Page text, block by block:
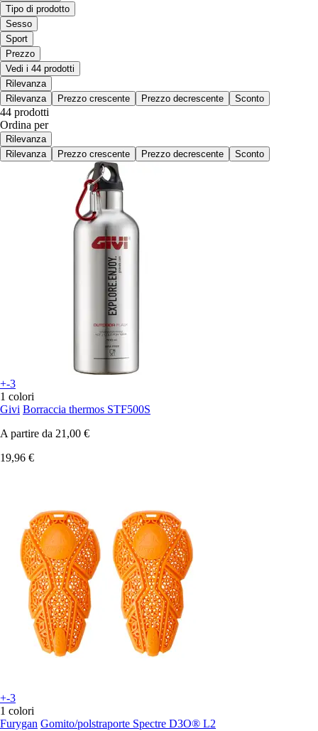
Tipo di prodotto
Sesso
Sport
Prezzo
Vedi i 44 prodotti
Rilevanza
Rilevanza
Prezzo crescente Prezzo decrescente Sconto
44 prodotti
Ordina per
Rilevanza
Rilevanza
Prezzo crescente Prezzo decrescente Sconto
+-3
1 colori
Givi Borraccia thermos STF500S
A partire da 21,00 €
19,96 €
+-3
1 colori
Furygan Gomito/polstraporte Spectre D3O® L2